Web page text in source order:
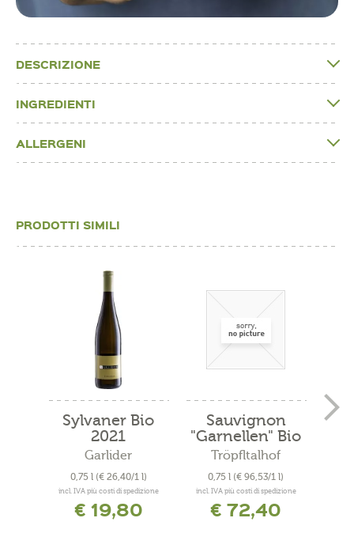
DESCRIZIONE
INGREDIENTI
ALLERGENI
PRODOTTI SIMILI
Sylvaner Bio
2021
Garlider
0,75 l (€ 26,40/1 l)
incl. IVA più costi di spedizione
€ 19,80
Sauvignon
"Garnellen" Bio
2019
Tröpfltalhof
0,75 l (€ 96,53/1 l)
incl. IVA più costi di spedizione
€ 72,40